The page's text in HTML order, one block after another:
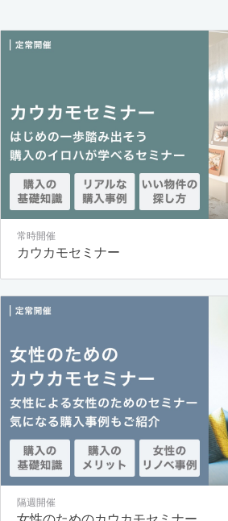
常時開催
カウカモセミナー
隔週開催